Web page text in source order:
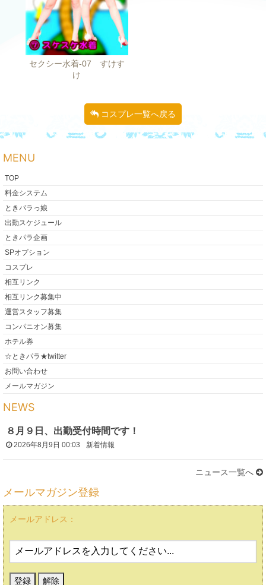
セクシー水着-07 すけす
け
コスプレ一覧へ戻る
MENU
TOP
料金システム
ときパラっ娘
出勤スケジュール
ときパラ企画
SPオプション
コスプレ
相互リンク
相互リンク募集中
運営スタッフ募集
コンパニオン募集
ホテル券
☆ときパラ★twitter
お問い合わせ
メールマガジン
NEWS
８月９日、出勤受付時間です！
2026年8月9日 00:03 新着情報
ニュース一覧へ
メールマガジン登録
メールアドレス：